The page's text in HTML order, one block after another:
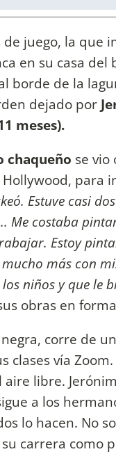
de juego, la que
en su casa del
borde de la
dejado por
meses).
chaqueño se vio
para
Estuve casi
Me costaba
Estoy
más con
niños y que le
obras en
corre de
clases vía
libre.
a los
lo hacen. No
carrera como